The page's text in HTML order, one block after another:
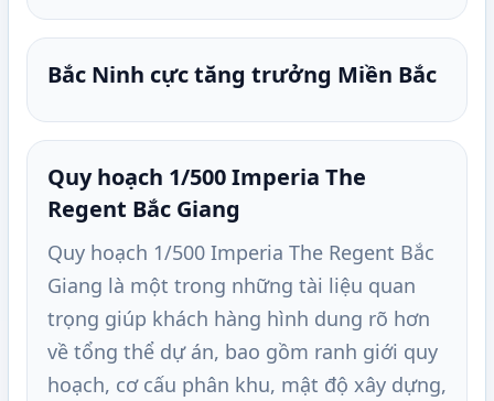
Bắc Ninh cực tăng trưởng Miền Bắc
Quy hoạch 1/500 Imperia The
Regent Bắc Giang
Quy hoạch 1/500 Imperia The Regent Bắc
Giang là một trong những tài liệu quan
trọng giúp khách hàng hình dung rõ hơn
về tổng thể dự án, bao gồm ranh giới quy
hoạch, cơ cấu phân khu, mật độ xây dựng,